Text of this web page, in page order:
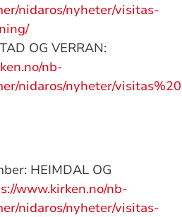
nidaros/nyheter/visitas-
OG VERRAN:
nb-
nidaros/nyheter/
HEIMDAL OG
www.kirken.no/nb-
nidaros/nyheter/visitas-